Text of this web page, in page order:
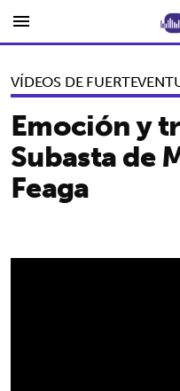
menu
VÍDEOS DE
Emoción y
Subasta de
Feaga